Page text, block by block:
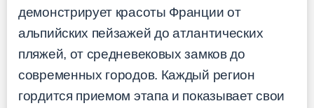
демонстрирует красоты Франции от
альпийских пейзажей до атлантических
пляжей, от средневековых замков до
современных городов. Каждый регион
гордится приемом этапа и показывает свои